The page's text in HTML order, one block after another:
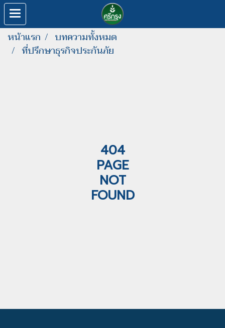
หน้าแรก
บทความทั้งหมด
ที่ปรึกษาธุรกิจประกันภัย
404
PAGE
NOT
FOUND